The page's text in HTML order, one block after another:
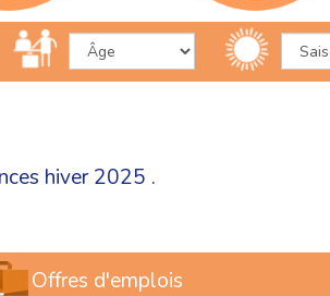
hiver 2025 .
Offres d'emplois